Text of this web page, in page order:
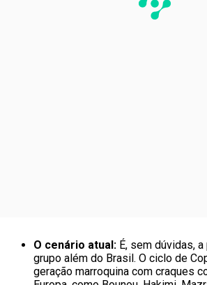
O cenário atual: É, sem dúvidas,
grupo além do Brasil. O ciclo de
geração marroquina com craques